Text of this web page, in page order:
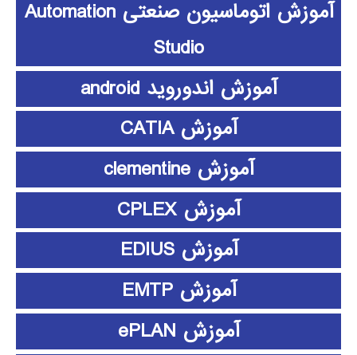
آموزش اتوماسیون صنعتی Automation
Studio
آموزش اندوروید android
آموزش CATIA
آموزش clementine
آموزش CPLEX
آموزش EDIUS
آموزش EMTP
آموزش ePLAN